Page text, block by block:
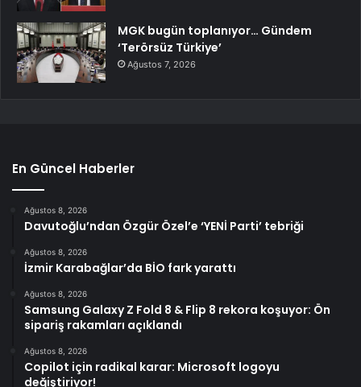
MGK bugün toplanıyor… Gündem
‘Terörsüz Türkiye’
Ağustos 7, 2026
En Güncel Haberler
Ağustos 8, 2026
Davutoğlu’ndan Özgür Özel’e ‘YENİ Parti’ tebriği
Ağustos 8, 2026
İzmir Karabağlar’da BİO fark yarattı
Ağustos 8, 2026
Samsung Galaxy Z Fold 8 & Flip 8 rekora koşuyor: Ön
sipariş rakamları açıklandı
Ağustos 8, 2026
Copilot için radikal karar: Microsoft logoyu
değiştiriyor!